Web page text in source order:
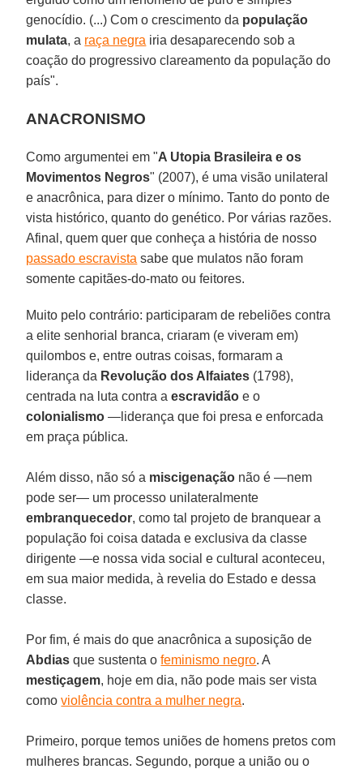
genocídio. (...) Com o crescimento da população
mulata, a raça negra iria desaparecendo sob a
coação do progressivo clareamento da população do
país".
ANACRONISMO
Como argumentei em "A Utopia Brasileira e os
Movimentos Negros" (2007), é uma visão unilateral
e anacrônica, para dizer o mínimo. Tanto do ponto de
vista histórico, quanto do genético. Por várias razões.
Afinal, quem quer que conheça a história de nosso
passado escravista sabe que mulatos não foram
somente capitães-do-mato ou feitores.
Muito pelo contrário: participaram de rebeliões contra
a elite senhorial branca, criaram (e viveram em)
quilombos e, entre outras coisas, formaram a
liderança da Revolução dos Alfaiates (1798),
centrada na luta contra aescravidão e o
colonialismo —liderança que foi presa e enforcada
em praça pública.
Além disso, não só a miscigenação não é —nem
pode ser— um processo unilateralmente
embranquecedor, como tal projeto de branquear a
população foi coisa datada e exclusiva da classe
dirigente —e nossa vida social e cultural aconteceu,
em sua maior medida, à revelia do Estado e dessa
classe.
Por fim, é mais do que anacrônica a suposição de
Abdias que sustenta ofeminismo negro. A
mestiçagem, hoje em dia, não pode mais ser vista
comoviolência contra a mulher negra.
Primeiro, porque temos uniões de homens pretos com
mulheres brancas. Segundo, porque a união ou o